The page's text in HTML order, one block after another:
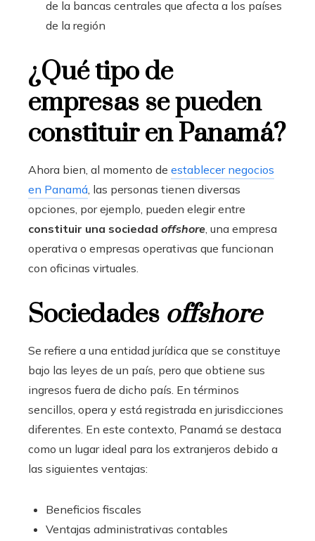
de la bancas centrales que afecta a los países
de la región
¿Qué tipo de
empresas se pueden
constituir en Panamá?
Ahora bien, al momento de establecer negocios
en Panamá, las personas tienen diversas
opciones, por ejemplo, pueden elegir entre
constituir una sociedad offshore, una empresa
operativa o empresas operativas que funcionan
con oficinas virtuales.
Sociedades offshore
Se refiere a una entidad jurídica que se constituye
bajo las leyes de un país, pero que obtiene sus
ingresos fuera de dicho país. En términos
sencillos, opera y está registrada en jurisdicciones
diferentes. En este contexto, Panamá se destaca
como un lugar ideal para los extranjeros debido a
las siguientes ventajas:
Beneficios fiscales
Ventajas administrativas contables